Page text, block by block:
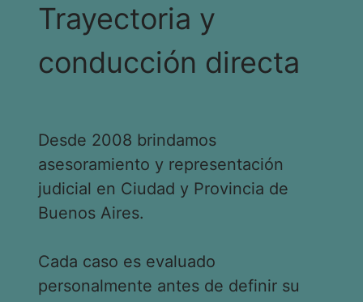
Trayectoria y
conducción directa
Desde 2008 brindamos
asesoramiento y representación
judicial en Ciudad y Provincia de
Buenos Aires.
Cada caso es evaluado
personalmente antes de definir su